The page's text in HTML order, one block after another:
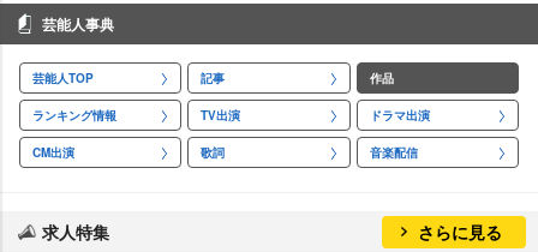
芸能人事典
芸能人TOP 記事 作品
ランキング情報 TV出演 ドラマ出演
CM出演 歌詞 音楽配信
求人特集 さらに見る